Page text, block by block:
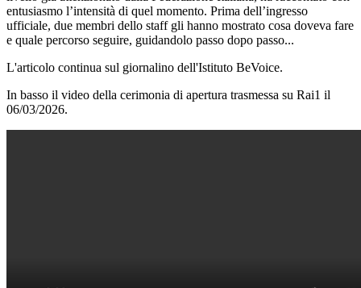
entusiasmo l’intensità di quel momento. Prima dell’ingresso
ufficiale, due membri dello staff gli hanno mostrato cosa doveva fare
e quale percorso seguire, guidandolo passo dopo passo...
L'articolo continua sul giornalino dell'Istituto BeVoice.
In basso il video della cerimonia di apertura trasmessa su Rai1 il
06/03/2026.